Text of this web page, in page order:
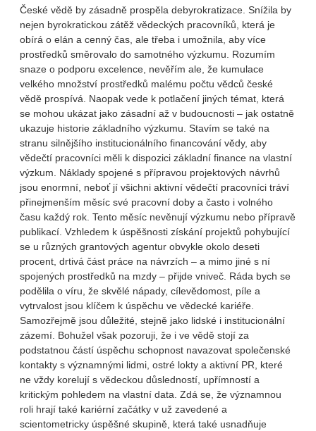
České vědě by zásadně prospěla debyrokratizace. Snížila by
nejen byrokratickou zátěž vědeckých pracovníků, která je
obírá o elán a cenný čas, ale třeba i umožnila, aby více
prostředků směrovalo do samotného výzkumu. Rozumím
snaze o podporu excelence, nevěřím ale, že kumulace
velkého množství prostředků malému počtu vědců české
vědě prospívá. Naopak vede k potlačení jiných témat, která
se mohou ukázat jako zásadní až v budoucnosti – jak ostatně
ukazuje historie základního výzkumu. Stavím se také na
stranu silnějšího institucionálního financování vědy, aby
vědečtí pracovníci měli k dispozici základní finance na vlastní
výzkum. Náklady spojené s přípravou projektových návrhů
jsou enormní, neboť jí všichni aktivní vědečtí pracovníci tráví
přinejmenším měsíc své pracovní doby a často i volného
času každý rok. Tento měsíc nevěnují výzkumu nebo přípravě
publikací. Vzhledem k úspěšnosti získání projektů pohybující
se u různých grantových agentur obvykle okolo deseti
procent, drtivá část práce na návrzích – a mimo jiné s ní
spojených prostředků na mzdy – přijde vniveč. Ráda bych se
podělila o víru, že skvělé nápady, cílevědomost, píle a
vytrvalost jsou klíčem k úspěchu ve vědecké kariéře.
Samozřejmě jsou důležité, stejně jako lidské i institucionální
zázemí. Bohužel však pozoruji, že i ve vědě stojí za
podstatnou částí úspěchu schopnost navazovat společenské
kontakty s významnými lidmi, ostré lokty a aktivní PR, které
ne vždy korelují s vědeckou důsledností, upřímností a
kritickým pohledem na vlastní data. Zdá se, že významnou
roli hrají také kariérní začátky v už zavedené a
scientometricky úspěšné skupině, která také usnadňuje